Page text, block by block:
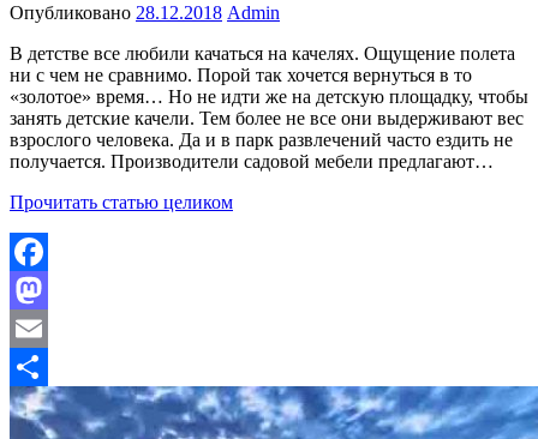
Опубликовано 28.12.2018 Admin
В детстве все любили качаться на качелях. Ощущение полета
ни с чем не сравнимо. Порой так хочется вернуться в то
«золотое» время… Но не идти же на детскую площадку, чтобы
занять детские качели. Тем более не все они выдерживают вес
взрослого человека. Да и в парк развлечений часто ездить не
получается. Производители садовой мебели предлагают…
Прочитать статью целиком
Facebook
Mastodon
Email
Отправить